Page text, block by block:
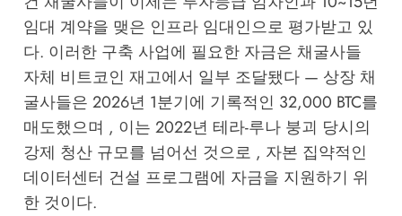
임대 계약을 맺은 인프라 임대인으로 평가받고 있
다. 이러한 구축 사업에 필요한 자금은 채굴사들
자체 비트코인 재고에서 일부 조달됐다 — 상장 채
굴사들은 2026년 1분기에 기록적인 32,000 BTC를
매도했으며 , 이는 2022년 테라-루나 붕괴 당시의
강제 청산 규모를 넘어선 것으로 , 자본 집약적인
데이터센터 건설 프로그램에 자금을 지원하기 위
한 것이다.